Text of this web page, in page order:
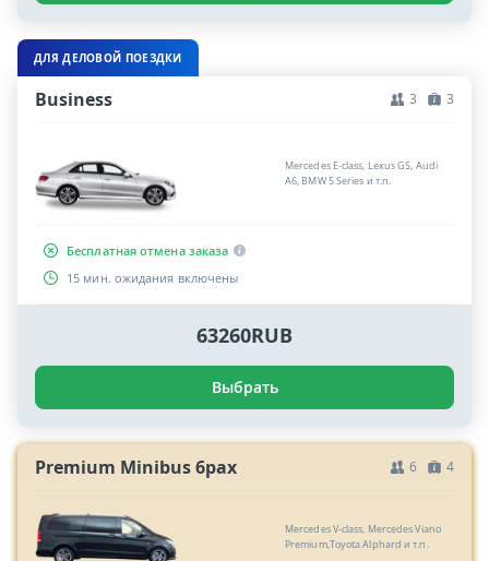
ДЛЯ ДЕЛОВОЙ ПОЕЗДКИ
Business 3 3
Mercedes E-class, Lexus GS, Audi
A6, BMW 5 Series и т.п.
Бесплатная отмена заказа
15 мин. ожидания включены
63260RUB
Выбрать
Premium Minibus 6pax 6 4
Mercedes V-class, Mercedes Viano
Premium,Toyota Alphard и т.п.